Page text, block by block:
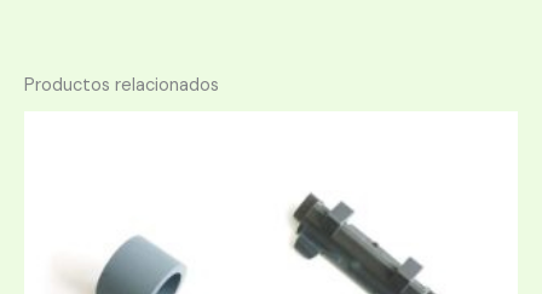
Productos relacionados